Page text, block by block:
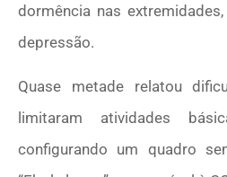
dormência nas
depressão.
Quase metade relatou
limitaram atividades
configurando um quadro